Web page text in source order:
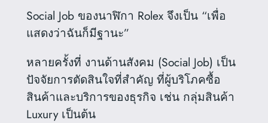
Social Job ของนาฬิกา Rolex จึงเป็น “เพื่อ
แสดงว่าฉันก็มีฐานะ”
หลายครั้งที่ งานด้านสังคม (Social Job) เป็น
ปัจจัยการตัดสินใจที่สำคัญ ที่ผู้บริโภคซื้อ
สินค้าและบริการของธุรกิจ เช่น กลุ่มสินค้า
Luxury เป็นต้น